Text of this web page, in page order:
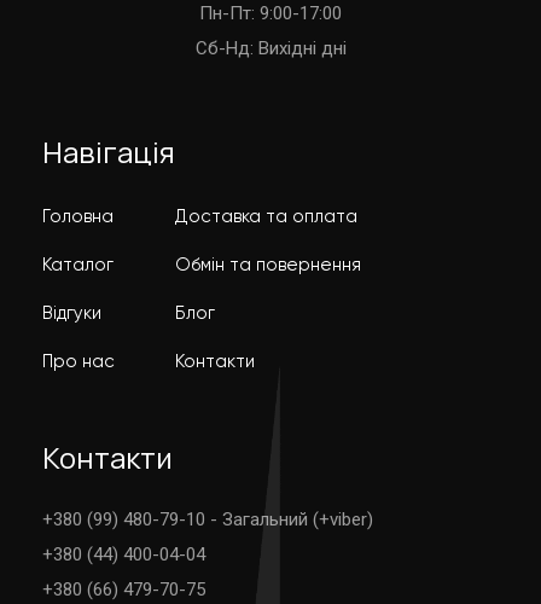
Пн-Пт: 9:00-17:00
Cб-Нд: Вихідні дні
Навігація
Головна
Каталог
Відгуки
Про нас
Доставка та оплата
Обмін та повернення
Блог
Контакти
Контакти
+380 (99) 480-79-10 - Загальний (+viber)
+380 (44) 400-04-04
+380 (66) 479-70-75